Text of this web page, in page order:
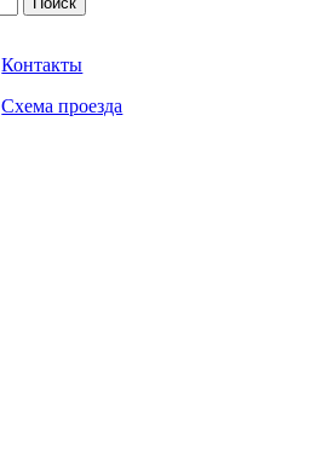
Контакты
Схема проезда